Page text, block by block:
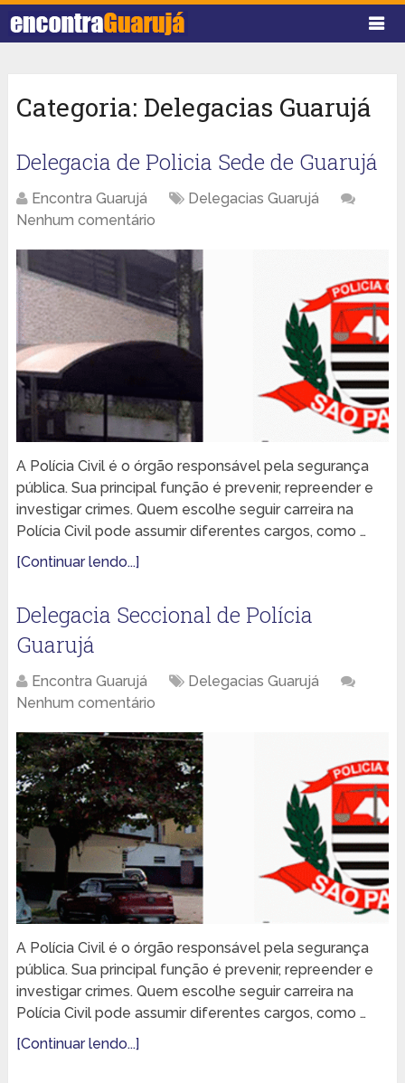
Categoria: Delegacias Guarujá
Delegacia de Policia Sede de Guarujá
Encontra Guarujá
Delegacias Guarujá
Nenhum comentário
A Polícia Civil é o órgão responsável pela segurança
pública. Sua principal função é prevenir, repreender e
investigar crimes. Quem escolhe seguir carreira na
Polícia Civil pode assumir diferentes cargos, como …
[Continuar lendo...]
Delegacia Seccional de Polícia
Guarujá
Encontra Guarujá
Delegacias Guarujá
Nenhum comentário
A Polícia Civil é o órgão responsável pela segurança
pública. Sua principal função é prevenir, repreender e
investigar crimes. Quem escolhe seguir carreira na
Polícia Civil pode assumir diferentes cargos, como …
[Continuar lendo...]